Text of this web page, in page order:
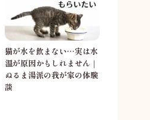
猫が水を飲まない…実は水
温が原因かもしれません｜
ぬるま湯派の我が家の体験
談